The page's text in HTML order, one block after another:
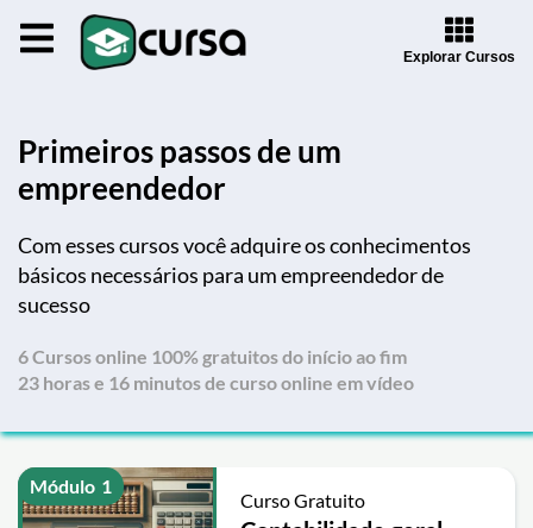
Explorar Cursos
Primeiros passos de um
empreendedor
Com esses cursos você adquire os conhecimentos
básicos necessários para um empreendedor de
sucesso
6 Cursos online 100% gratuitos do início ao fim
23 horas e 16 minutos de curso online em vídeo
Módulo 1
Curso Gratuito